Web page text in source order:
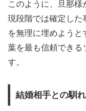
このように、旦那様
現段階では確定した
を無理に埋めよう
葉を最も信頼できる
す。
結婚相手との馴